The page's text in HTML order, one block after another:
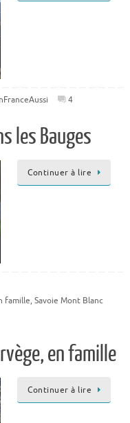
4
les Bauges
Continuer à lire
famille, Savoie Mont Blanc
en famille
Continuer à lire